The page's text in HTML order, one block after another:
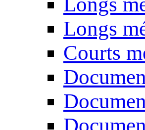
Longs
Courts